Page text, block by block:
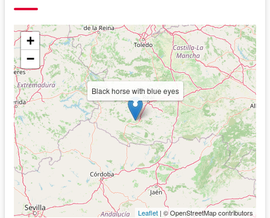
Black horse with blue eyes
+
−
Leaflet | © OpenStreetMap contributors